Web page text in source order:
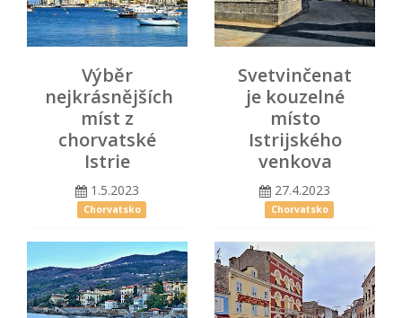
Výběr
nejkrásnějších
míst z
chorvatské
Istrie
1.5.2023
Chorvatsko
Svetvinčenat
je kouzelné
místo
Istrijského
venkova
27.4.2023
Chorvatsko